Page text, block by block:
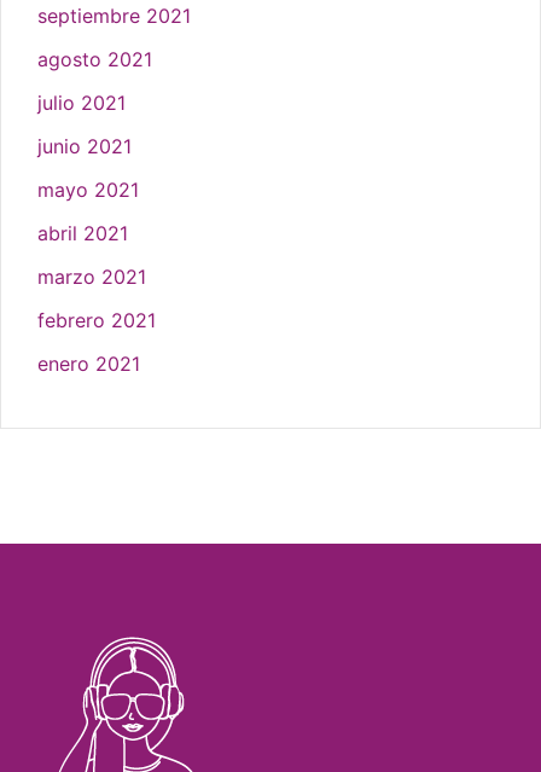
septiembre 2021
agosto 2021
julio 2021
junio 2021
mayo 2021
abril 2021
marzo 2021
febrero 2021
enero 2021